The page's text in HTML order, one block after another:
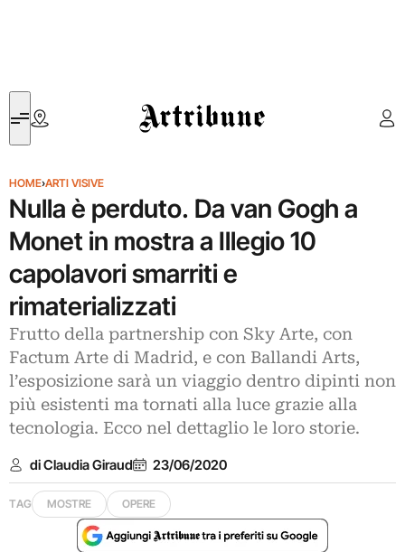
Artribune
HOME›ARTI VISIVE
Nulla è perduto. Da van Gogh a
Monet in mostra a Illegio 10
capolavori smarriti e
rimaterializzati
Frutto della partnership con Sky Arte, con
Factum Arte di Madrid, e con Ballandi Arts,
l’esposizione sarà un viaggio dentro dipinti non
più esistenti ma tornati alla luce grazie alla
tecnologia. Ecco nel dettaglio le loro storie.
di Claudia Giraud 23/06/2020
TAG MOSTRE OPERE